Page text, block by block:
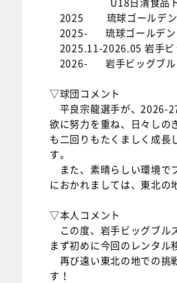
2025 琉球ゴールデン
2025- 琉球ゴールデン
2025.11-2026.05 岩手ビ
2026- 岩手ビッグブル
▽球団コメント
平良宗龍選手が、2026-
欲に努力を重ね、日々しの
も二回りもたくましく成長
す。
また、素晴らしい環境で
におかれましては、東北の
▽本人コメント
この度、岩手ビッグブル
まず初めに今回のレンタル
再び遠い東北の地での挑
す！